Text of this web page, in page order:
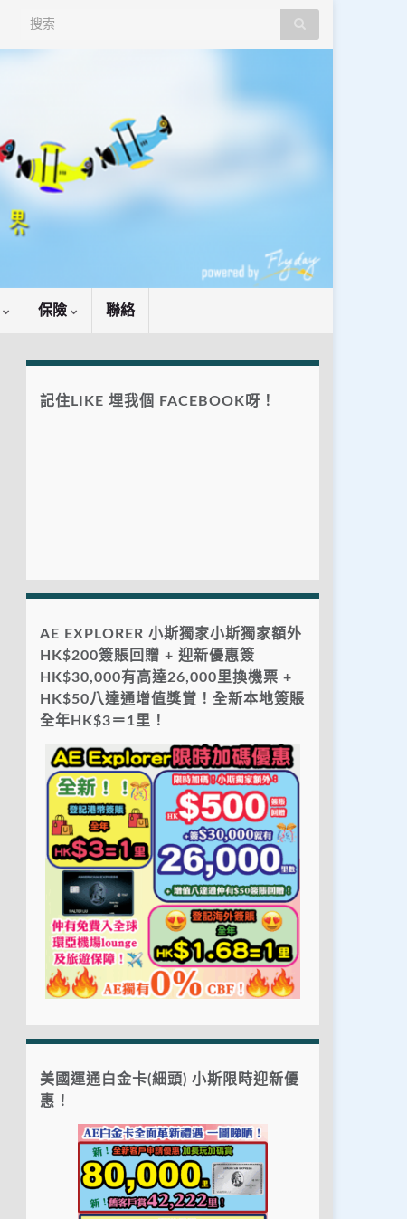
Search for:
保險 聯絡
記住LIKE 埋我個 FACEBOOK呀！
AE EXPLORER 小斯獨家小斯獨家額外
HK$200簽賬回贈 + 迎新優惠簽
HK$30,000有高達26,000里換機票 +
HK$50八達通增值獎賞！全新本地簽賬
全年HK$3＝1里！
美國運通白金卡(細頭) 小斯限時迎新優
惠！